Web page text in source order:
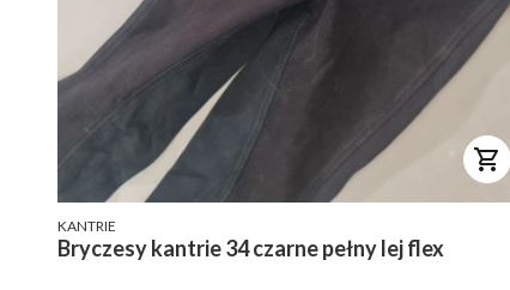
PRODUCENT
KANTRIE
Bryczesy kantrie 34 czarne pełny lej flex